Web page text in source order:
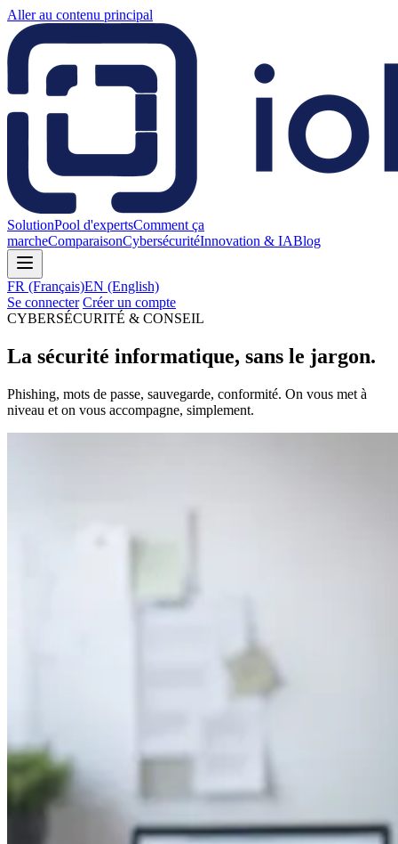
Aller au contenu principal
SolutionPool d'expertsComment ça
marcheComparaisonCybersécuritéInnovation & IABlog
FR (Français)EN (English)
Se connecter Créer un compte
CYBERSÉCURITÉ & CONSEIL
La sécurité informatique, sans le jargon.
Phishing, mots de passe, sauvegarde, conformité. On vous met à
niveau et on vous accompagne, simplement.